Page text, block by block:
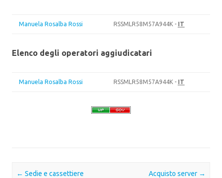
Manuela Rosalba Rossi RSSMLR58M57A944K - IT
Elenco degli operatori aggiudicatari
Manuela Rosalba Rossi RSSMLR58M57A944K - IT
Post navigation
← Sedie e cassettiere Acquisto server →